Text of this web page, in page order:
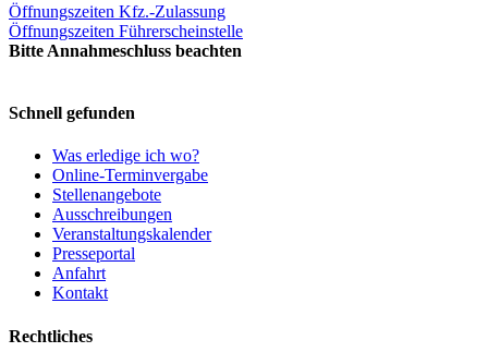
Öffnungszeiten Kfz.-Zulassung
Öffnungszeiten Führerscheinstelle
Bitte Annahmeschluss beachten
Schnell gefunden
Was erledige ich wo?
Online-Terminvergabe
Stellenangebote
Ausschreibungen
Veranstaltungskalender
Presseportal
Anfahrt
Kontakt
Rechtliches